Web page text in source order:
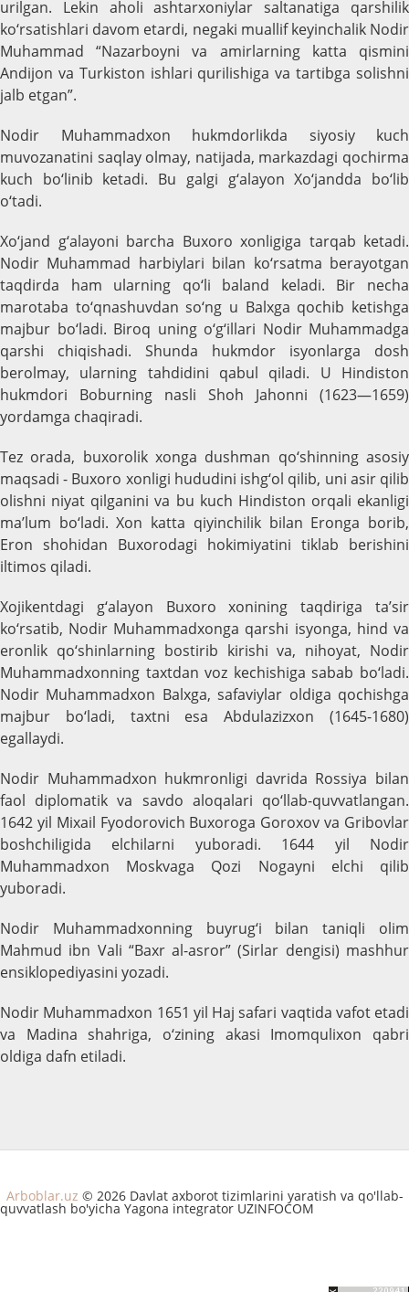
urilgan. Lekin aholi ashtarxoniylar saltanatiga qarshilik
ko‘rsatishlari davom etardi, negaki muallif keyinchalik Nodir
Muhammad “Nazarboyni va amirlarning katta qismini
Andijon va Turkiston ishlari qurilishiga va tartibga solishni
jalb etgan”.
Nodir Muhammadxon hukmdorlikda siyosiy kuch
muvozanatini saqlay olmay, natijada, markazdagi qochirma
kuch bo‘linib ketаdi. Bu galgi g‘alayon Xo‘jandda bo‘lib
o‘tadi.
Xo‘jand g‘alayoni barcha Buxoro xonligiga tarqab ketadi.
Nodir Muhammad harbiylari bilan ko‘rsatma berayotgan
taqdirda ham ularning qo‘li baland keladi. Bir necha
marotaba to‘qnashuvdan so‘ng u Balxga qochib ketishga
majbur bo‘ladi. Biroq uning o‘g‘illari Nodir Muhammadga
qarshi chiqishadi. Shunda hukmdor isyonlarga dosh
berolmay, ularning tahdidini qabul qiladi. U Hindiston
hukmdori Boburning nasli Shoh Jahonni (1623—1659)
yordamga chaqiradi.
Tez orada, buxorolik xonga dushman qo‘shinning asosiy
maqsadi - Buxoro xonligi hududini ishg‘ol qilib, uni asir qilib
olishni niyat qilganini va bu kuch Hindiston orqali ekanligi
ma’lum bo‘ladi. Xon katta qiyinchilik bilan Eronga borib,
Eron shohidan Buxorodagi hokimiyatini tiklab berishini
iltimos qiladi.
Xojikentdagi g‘alayon Buxoro xonining taqdiriga ta’sir
ko‘rsatib, Nodir Muhammadxonga qarshi isyonga, hind va
eronlik qo‘shinlarning bostirib kirishi va, nihoyat, Nodir
Muhammadxonning taxtdan voz kechishiga sabab bo‘ladi.
Nodir Muhammadxon Balxga, safaviylar oldiga qochishga
majbur bo‘ladi, taxtni esa Abdulazizxon (1645-1680)
egallaydi.
Nodir Muhammadxon hukmronligi davrida Rossiya bilan
faol diplomatik va savdo aloqalari qo‘llab-quvvatlangan.
1642 yil Mixail Fyodorovich Buxoroga Goroxov va Gribovlar
boshchiligida elchilarni yuboradi. 1644 yil Nodir
Muhammadxon Moskvaga Qozi Nogayni elchi qilib
yuboradi.
Nodir Muhammadxonning buyrug‘i bilan taniqli olim
Mahmud ibn Vali “Baxr al-asror” (Sirlar dengisi) mashhur
ensiklopediyasini yozadi.
Nodir Muhammadxon 1651 yil Haj safari vaqtida vafot etadi
va Madina shahriga, o‘zining akasi Imomqulixon qabri
oldiga dafn etiladi.
Arboblar.uz © 2026 Davlat axborot tizimlarini yaratish va qo'llab-
quvvatlash bo'yicha Yagona integrator UZINFOCOM